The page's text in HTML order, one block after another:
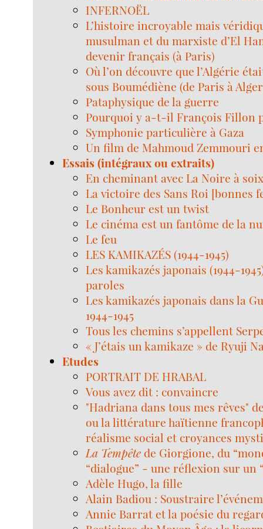
INFERNOËL
L’histoire incroyable mais
musulman et du marxiste d’El
devenir français (à Paris)
Où l’on découvre que l’Algérie
sous Boumédiène (de Paris à
Pataphysique de la guerre
Pourquoi y a-t-il François Fillon
Symphonie particulière à Gaza
Un film de Mahmoud Zemmouri
Essais (intégraux ou extraits)
En cheminant avec La Noire à
La victoire des Sans Roi [bonnes
Le Bonheur est un twist
Le cinéma est un fantôme de la
Le feu
LES KAMIKAZÉS (1944-1945)
Les kamikazés japonais (1944-
paroles
Les kamikazés japonais dans la
1944-1945
Tous les chemins s’appellent
« J’étais un kamikaze » de Ryuji
Etudes
PORTRAIT DE HRABAL
Vous avez dit : convaincre
"Hadriana dans tous mes rêves"
ou la littérature haïtienne
réalisme social et croyances
La Tempête de Giorgione, du
“dialogue” - une réflexion sur un
Adèle Hugo, la fille
Alain Badiou : Soustraire
Annie Barrat et la poésie du